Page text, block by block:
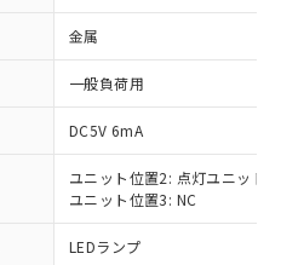
金属
一般負荷用
DC5V 6mA
ユニット位置2: 点灯ユニット
ユニット位置3: NC
LEDランプ